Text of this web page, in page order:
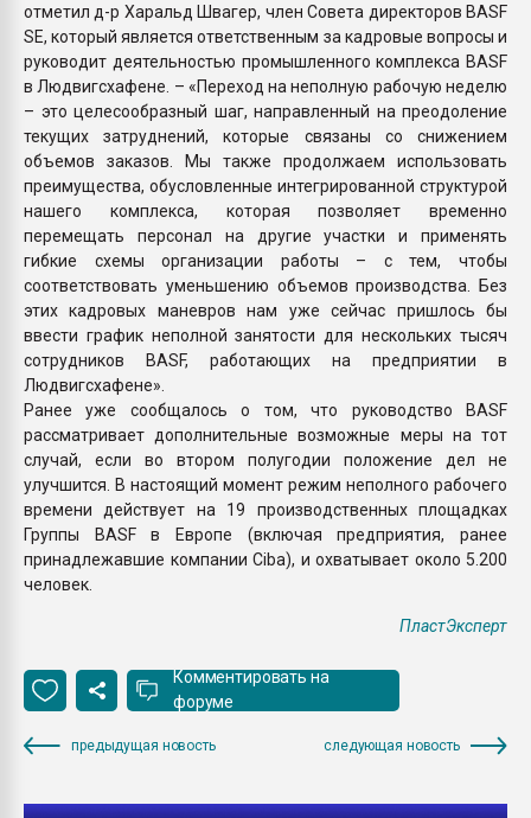
отметил д-р Харальд Швагер, член Совета директоров BASF
SE, который является ответственным за кадровые вопросы и
руководит деятельностью промышленного комплекса BASF
в Людвигсхафене. – «Переход на неполную рабочую неделю
– это целесообразный шаг, направленный на преодоление
текущих затруднений, которые связаны со снижением
объемов заказов. Мы также продолжаем использовать
преимущества, обусловленные интегрированной структурой
нашего комплекса, которая позволяет временно
перемещать персонал на другие участки и применять
гибкие схемы организации работы – с тем, чтобы
соответствовать уменьшению объемов производства. Без
этих кадровых маневров нам уже сейчас пришлось бы
ввести график неполной занятости для нескольких тысяч
сотрудников BASF, работающих на предприятии в
Людвигсхафене».
Ранее уже сообщалось о том, что руководство BASF
рассматривает дополнительные возможные меры на тот
случай, если во втором полугодии положение дел не
улучшится. В настоящий момент режим неполного рабочего
времени действует на 19 производственных площадках
Группы BASF в Европе (включая предприятия, ранее
принадлежавшие компании Ciba), и охватывает около 5.200
человек.
ПластЭксперт
Комментировать на
форуме
предыдущая новость следующая новость